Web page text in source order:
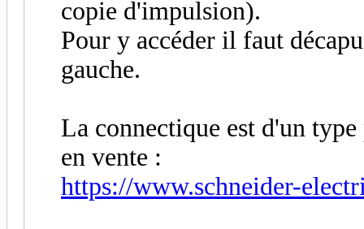
copie d'impulsion).
Pour y accéder il faut
gauche.
La connectique est d'un
en vente :
https://www.schneider-